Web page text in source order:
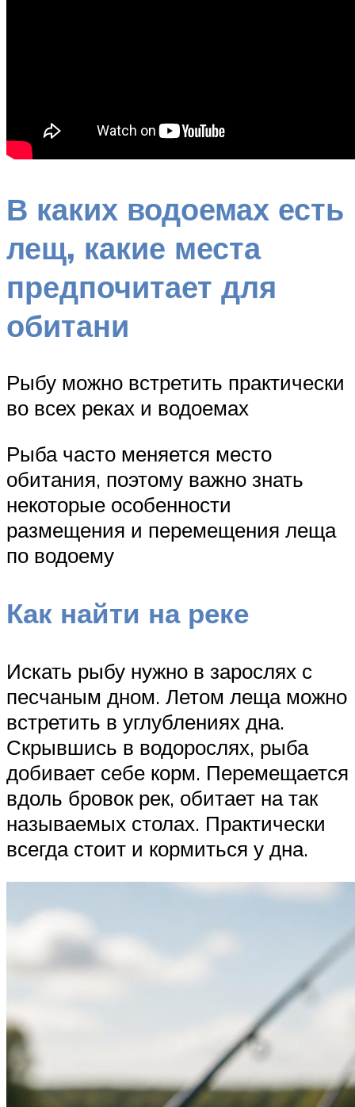
В каких водоемах есть
лещ, какие места
предпочитает для
обитани
Рыбу можно встретить практически
во всех реках и водоемах
Рыба часто меняется место
обитания, поэтому важно знать
некоторые особенности
размещения и перемещения леща
по водоему
Как найти на реке
Искать рыбу нужно в зарослях с
песчаным дном. Летом леща можно
встретить в углублениях дна.
Скрывшись в водорослях, рыба
добивает себе корм. Перемещается
вдоль бровок рек, обитает на так
называемых столах. Практически
всегда стоит и кормиться у дна.